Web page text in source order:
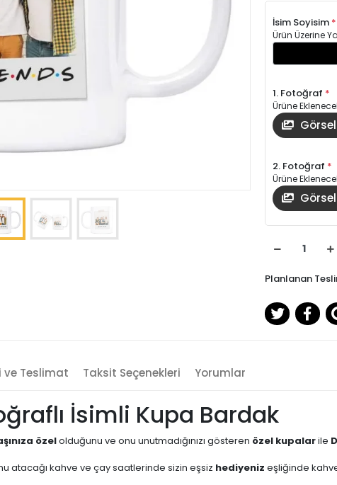
İsim Soyisim *
Ürün Üzerine
1. Fotoğraf *
Ürüne
2. Fotoğraf *
Ürüne
Planlanan
Teslimat Taksit Seçenekleri Yorumlar
İsimli Kupa Bardak
özelolduğunu ve onu unutmadığınızı gösteren özel kupalarile
atacağı kahve ve çay saatlerinde sizin eşsiz hediyeniz eşliğinde